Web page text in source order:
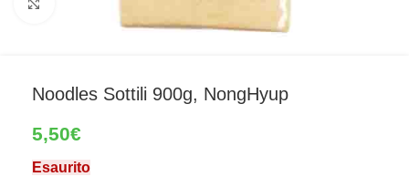
Noodles Sottili 900g, NongHyup
5,50€
Esaurito